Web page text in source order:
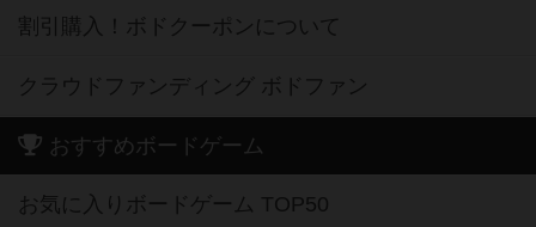
割引購入！ボドクーポンについて
クラウドファンディング ボドファン
おすすめボードゲーム
お気に入りボードゲーム TOP50